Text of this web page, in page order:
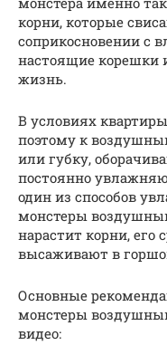
корни, которые
соприкосновении с
настоящие корешки
жизнь.
В условиях
поэтому к
или губку,
постоянно
один из способов
монстеры
нарастит корни, его
высаживают в
Основные
монстеры
видео: